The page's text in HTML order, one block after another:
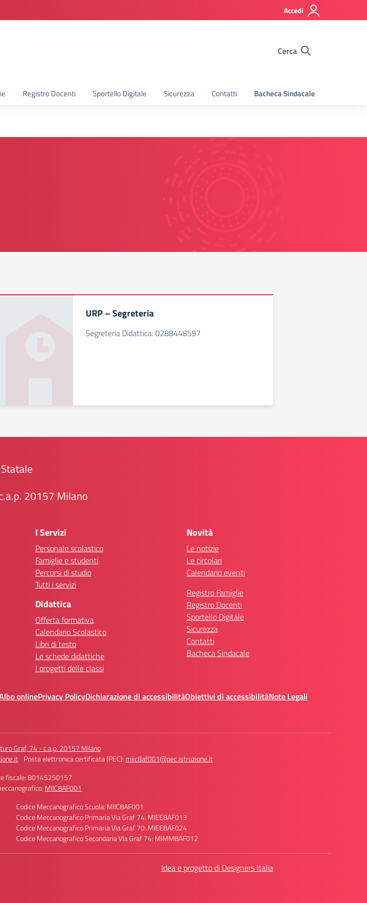
Accedi
Cerca
Registro Docenti Sportello Digitale Sicurezza Contatti Bacheca Sindacale
URP – Segreteria
Segreteria Didattica: 0288448597
20157 Milano
I Servizi
Personale scolastico
Famiglie e studenti
Percorsi di studio
Tutti i servizi
Didattica
Offerta formativa
Calendario Scolastico
Libri di testo
Le schede didattiche
I progetti delle classi
Novità
Le notizie
Le circolari
Calendario eventi
Registro Famiglie
Registro Docenti
Sportello Digitale
Sicurezza
Contatti
Bacheca Sindacale
onlinePrivacy PolicyDichiarazione di accessibilitàObiettivi di accessibilitàNote Legali
Graf, 74 - c.a.p. 20157 Milano
Posta elettronica certificata (PEC): miic8af001@pec.istruzione.it
fiscale: 80145250157
MIIC8AF001
Codice Meccanografico Scuola: MIIC8AF001
Codice Meccanografico Primaria Via Graf 74: MIEE8AF013
Codice Meccanografico Primaria Via Graf 70: MIEE8AF024
Codice Meccanografico Secondaria Via Graf 74: MIMM8AF012
Idea e progetto di Designers Italia